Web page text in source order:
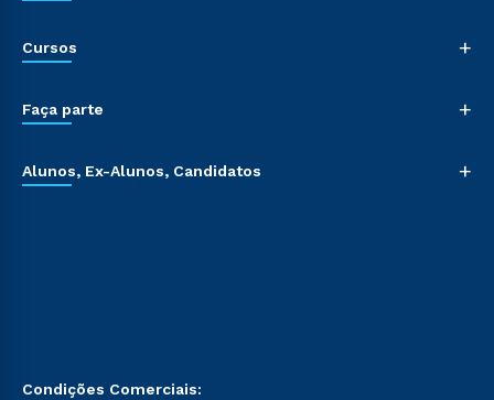
Cursos +
Faça parte +
Alunos, Ex-Alunos, Candidatos +
Condições Comerciais: